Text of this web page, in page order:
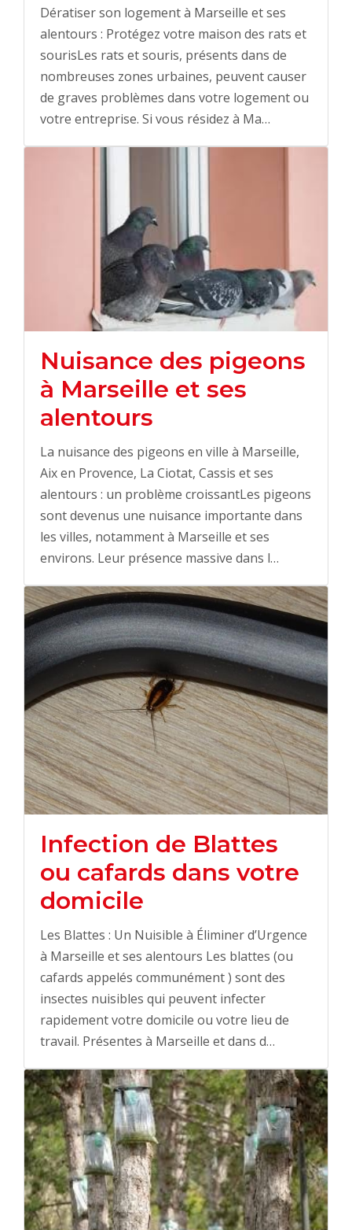
Dératiser son logement à Marseille et ses
alentours : Protégez votre maison des rats et
sourisLes rats et souris, présents dans de
nombreuses zones urbaines, peuvent causer
de graves problèmes dans votre logement ou
votre entreprise. Si vous résidez à Ma…
Nuisance des pigeons
à Marseille et ses
alentours
La nuisance des pigeons en ville à Marseille,
Aix en Provence, La Ciotat, Cassis et ses
alentours : un problème croissantLes pigeons
sont devenus une nuisance importante dans
les villes, notamment à Marseille et ses
environs. Leur présence massive dans l…
Infection de Blattes
ou cafards dans votre
domicile
Les Blattes : Un Nuisible à Éliminer d’Urgence
à Marseille et ses alentours Les blattes (ou
cafards appelés communément ) sont des
insectes nuisibles qui peuvent infecter
rapidement votre domicile ou votre lieu de
travail. Présentes à Marseille et dans d…